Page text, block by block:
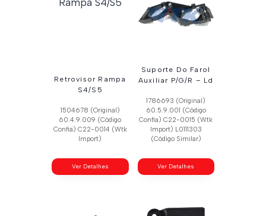
Retrovisor Rampa
S4/S5
1504678 (Original)
60.4.9.009 (Código
Confia) C22-0014 (Wtk
Import)
Ver Detalhes
Suporte Do Farol
Auxiliar P/G/R – Ld
1786693 (Original)
60.5.9.001 (Código
Confia) C22-0015 (Wtk
Import) L0111303
(Código Similar)
Ver Detalhes